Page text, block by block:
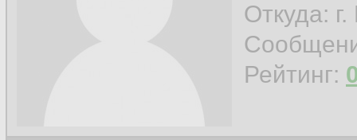
Откуда:
Рейтинг: